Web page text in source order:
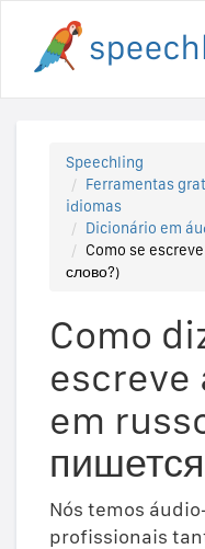
Speechling
Ferramentas
idiomas
Dicionário em
Como se
слово?)
Como
escreve
em
Nós temos
profissionais